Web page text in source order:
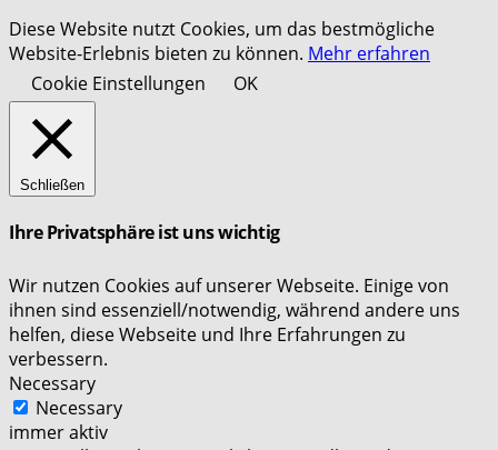
Diese Website nutzt Cookies, um das bestmögliche
Website-Erlebnis bieten zu können. Mehr erfahren
Cookie Einstellungen
OK
Schließen
Ihre Privatsphäre ist uns wichtig
Wir nutzen Cookies auf unserer Webseite. Einige von
ihnen sind essenziell/notwendig, während andere uns
helfen, diese Webseite und Ihre Erfahrungen zu
verbessern.
Necessary
Necessary
immer aktiv